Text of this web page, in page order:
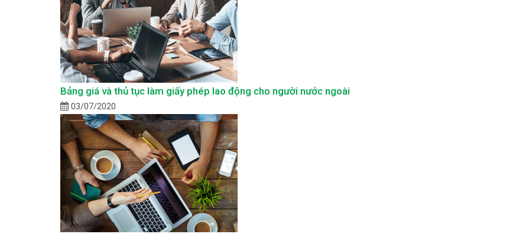
Bảng giá và thủ tục làm giấy phép lao động cho người nước ngoài
03/07/2020